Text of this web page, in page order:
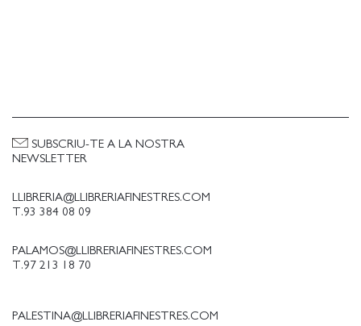
LLIBRERIA@LLIBRERIAFINESTRES.COM
T.93 384 08 09
PALAMOS@LLIBRERIAFINESTRES.COM
T.97 213 18 70
PALESTINA@LLIBRERIAFINESTRES.COM
SUBSCRIU-TE A LA NOSTRA
NEWSLETTER